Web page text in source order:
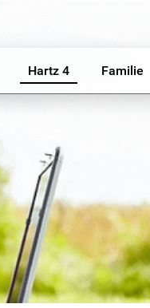
Hartz 4 Familie